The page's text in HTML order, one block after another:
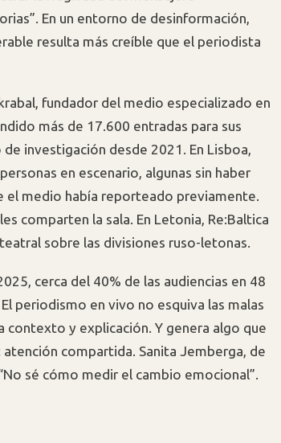
En un entorno de desinformación,
resulta más creíble que el periodista
fundador del medio especializado en
más de 17.600 entradas para sus
investigación desde 2021. En Lisboa,
en escenario, algunas sin haber
el medio había reporteado previamente.
comparten la sala. En Letonia, Re:Baltica
sobre las divisiones ruso-letonas.
cerca del 40% de las audiencias en 48
periodismo en vivo no esquiva las malas
contexto y explicación. Y genera algo que
compartida. Sanita Jemberga, de
sé cómo medir el cambio emocional”.